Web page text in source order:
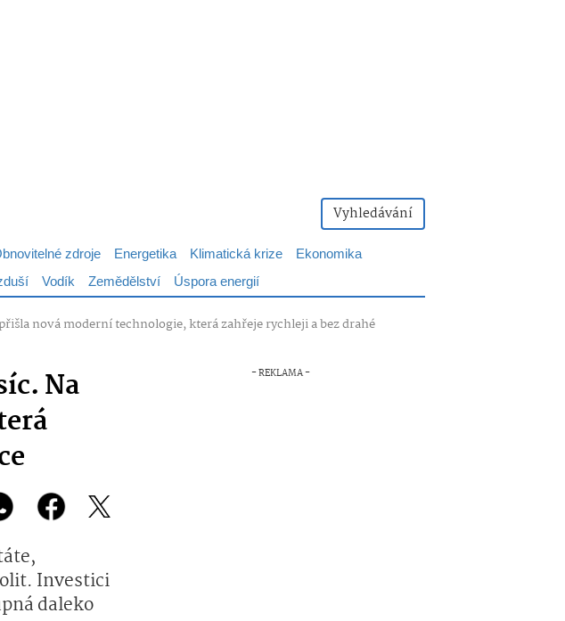
Vyhledávání
zdroje Energetika Klimatická krize
Ekonomika
Vodík Zemědělství Úspora energií
nová moderní technologie, která zahřeje rychleji a bez drahé
Na
Investici
daleko